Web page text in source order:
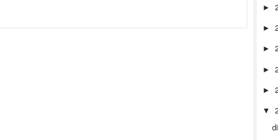
►
►
►
►
►
▼